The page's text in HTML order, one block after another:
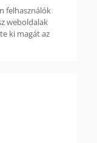
felhasználók
weboldalak
ki magát az